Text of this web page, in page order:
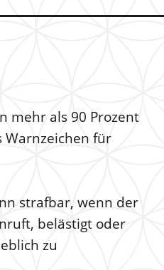
mehr als 90 Prozent
Warnzeichen für
strafbar, wenn der
belästigt oder
zu